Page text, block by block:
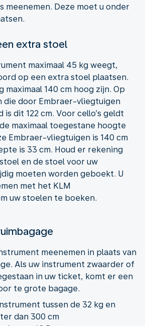
meenemen. Deze moet u onder
extra stoel
maximaal 45 kg weegt,
op een extra stoel plaatsen.
maximaal 140 cm hoog zijn. Op
die door Embraer-vliegtuigen
dit 122 cm. Voor cello’s geldt
maximaal toegestane hoogte
Embraer-vliegtuigen is 140 cm
is 33 cm. Houd er rekening
en de stoel voor uw
moeten worden geboekt. U
met het KLM
uw stoelen te boeken.
meenemen in plaats van
Als uw instrument zwaarder of
in uw ticket, komt er een
te grote bagage.
tussen de 32 kg en
dan 300 cm